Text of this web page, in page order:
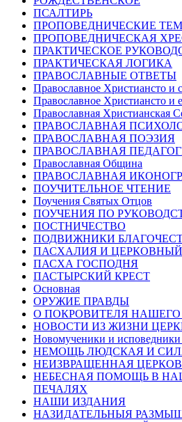
ПСАЛТИРЬ
ПРОПОВЕДНИЧЕСКИЕ
ПРОПОВЕДНИЧЕСКАЯ
ПРАКТИЧЕСКОЕ
ПРАКТИЧЕСКАЯ ЛОГИКА
ПРАВОСЛАВНЫЕ ОТВЕТЫ
Православное Христиансто и
Православное Христиансто и
Православная Христианская
ПРАВОСЛАВНАЯ
ПРАВОСЛАВНАЯ ПОЭЗИЯ
ПРАВОСЛАВНАЯ
Православная Община
ПРАВОСЛАВНАЯ
ПОУЧИТЕЛЬНОЕ ЧТЕНИЕ
Поучения Святых Отцов
ПОУЧЕНИЯ ПО
ПОСТНИЧЕСТВО
ПОДВИЖНИКИ
ПАСХАЛИЯ И
ПАСХА ГОСПОДНЯ
ПАСТЫРСКИЙ КРЕСТ
Основная
ОРУЖИЕ ПРАВДЫ
О ПОКРОВИТЕЛЯ НАШЕГО
НОВОСТИ ИЗ ЖИЗНИ
Новомученики и исповедники
НЕМОЩЬ ЛЮДСКАЯ И
НЕИЗВРАЩЕННАЯ
НЕБЕСНАЯ ПОМОЩЬ В
ПЕЧАЛЯХ
НАШИ ИЗДАНИЯ
НАЗИДАТЕЛЬНЫЯ